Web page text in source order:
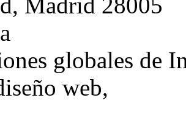
globales de
web,